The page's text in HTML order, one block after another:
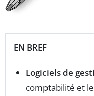
EN BREF
Logiciels de
comptabilité et